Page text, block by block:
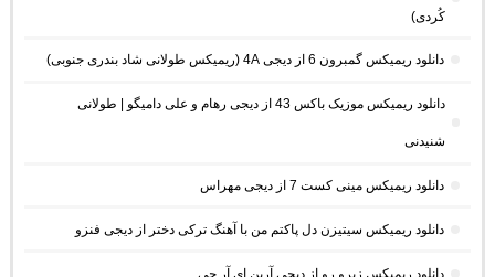
کُردی)
دانلود ریمیکس گمبرون 6 از دیجی 4A (ریمیکس طولانی شاد بندری جنوبی)
دانلود ریمیکس موزیک باکس 43 از دیجی رهام و علی دامیگو | طولانی
شنیدنی
دانلود ریمیکس مینی کست 7 از دیجی مهراس
دانلود ریمیکس سیتیزن دل پاکتم من با آهنگ ترکی دختر از دیجی فنزو
دانلود ریمیکس زیرو رو از دیجی آرین ای آر جی